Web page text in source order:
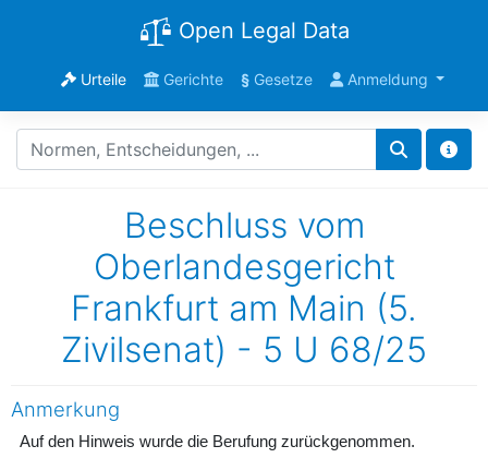
Open Legal Data
Urteile Gerichte §Gesetze Anmeldung
Beschluss vom
Oberlandesgericht
Frankfurt am Main (5.
Zivilsenat) - 5 U 68/25
Anmerkung
Auf den Hinweis wurde die Berufung zurückgenommen.